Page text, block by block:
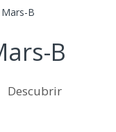
Mars-B
B
Descubrir